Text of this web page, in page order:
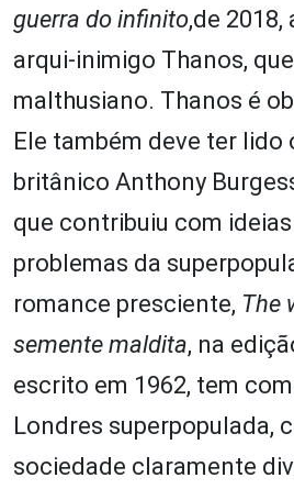
guerra do infinito,de
arqui-inimigo Thanos,
malthusiano. Thanos é
Ele também deve ter
britânico Anthony
que contribuiu com
problemas da
romance presciente, The
semente maldita, na
escrito em 1962, tem
Londres superpopulada,
sociedade claramente